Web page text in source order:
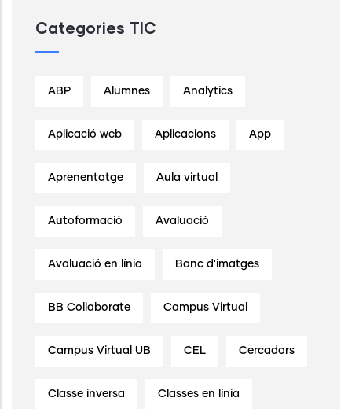
Categories TIC
ABP Alumnes Analytics
Aplicació web Aplicacions App
Aprenentatge Aula virtual
Autoformació Avaluació
Avaluació en línia Banc d'imatges
BB Collaborate Campus Virtual
Campus Virtual UB CEL Cercadors
Classe inversa Classes en línia